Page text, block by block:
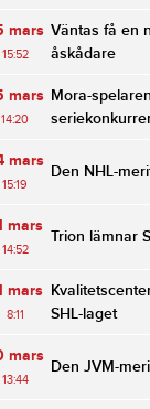
mars
15:52
Väntas få en
åskådare
mars
14:20
Mora-
mars
15:19
Den NHL-
mars
14:52
Trion lämnar
mars
8:11
SHL-laget
mars
13:44
Den JVM-